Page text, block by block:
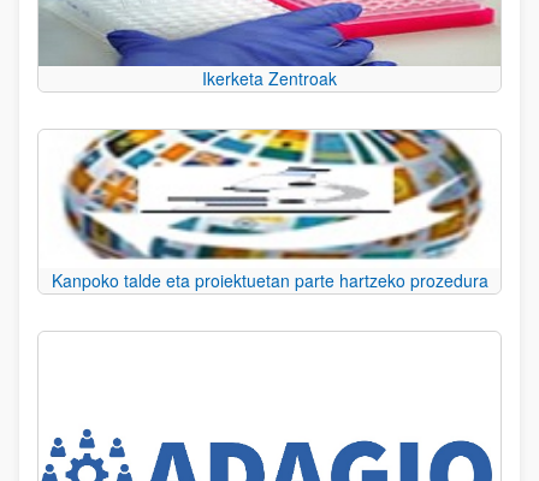
Ikerketa Zentroak
Kanpoko talde eta proiektuetan parte hartzeko prozedura